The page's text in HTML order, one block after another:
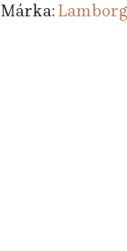
Márka: